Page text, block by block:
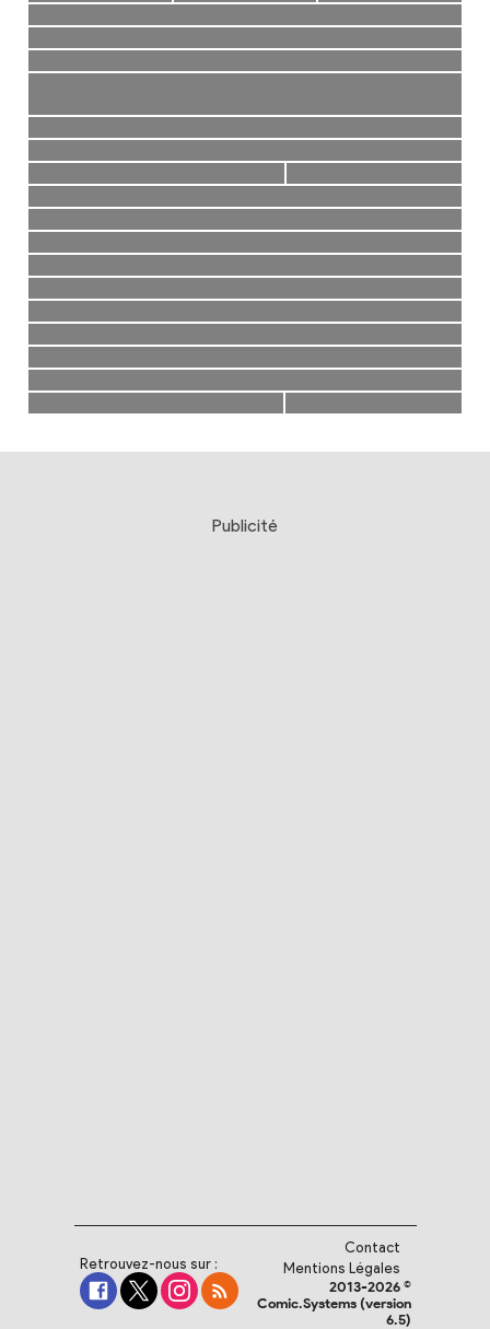
Publicité
Retrouvez-nous sur :
Contact
Mentions Légales
2013-2026 ©
Comic.Systems (version
6.5)